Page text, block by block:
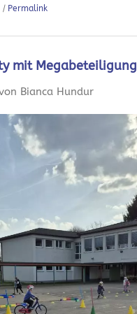
| Permalink
mit Megabeteiligung
Bianca Hundur